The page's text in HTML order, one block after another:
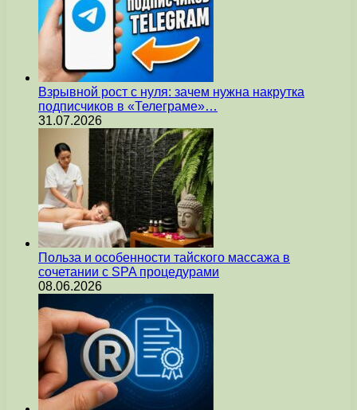
Взрывной рост с нуля: зачем нужна накрутка
подписчиков в «Телеграме»…
31.07.2026
Польза и особенности тайского массажа в
сочетании с SPA процедурами
08.06.2026